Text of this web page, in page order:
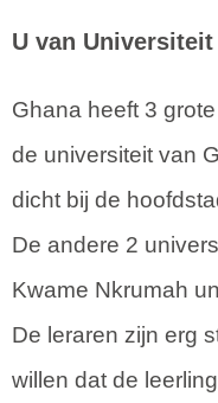
U van Universiteit
Ghana heeft 3
de universiteit van
dicht bij de
De andere 2
Kwame Nkrumah
De leraren zijn erg
willen dat de